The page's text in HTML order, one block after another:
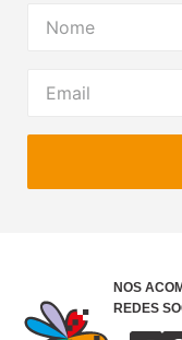
NOS
REDES